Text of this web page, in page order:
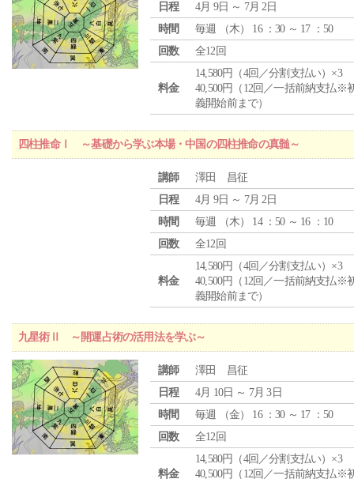
日程
4月 9日 ～ 7月 2日
時間
毎週 （木） 16 ：30 ～ 17 ：50
回数
全12回
料金
14,580円（4回／分割支払い）×3
40,500円（12回／一括前納支払※
義開始前まで）
四柱推命Ⅰ ～基礎から学ぶ本場・中国の四柱推命の真髄～
講師
澤田 昌征
日程
4月 9日 ～ 7月 2日
時間
毎週 （木） 14 ：50 ～ 16 ：10
回数
全12回
料金
14,580円（4回／分割支払い）×3
40,500円（12回／一括前納支払※
義開始前まで）
九星術Ⅱ ～開運占術の活用法を学ぶ～
講師
澤田 昌征
日程
4月 10日 ～ 7月 3日
時間
毎週 （金） 16 ：30 ～ 17 ：50
回数
全12回
料金
14,580円（4回／分割支払い）×3
40,500円（12回／一括前納支払※